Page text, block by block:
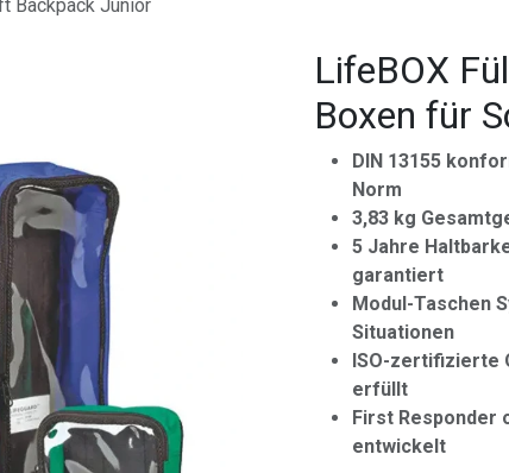
Backpack Junior
LifeBOX
Boxen für
DIN 13155
Norm
3,83 kg
5 Jahre
garantiert
Modul-Taschen
Situationen
ISO-zertifizierte
erfüllt
First Responder
entwickelt